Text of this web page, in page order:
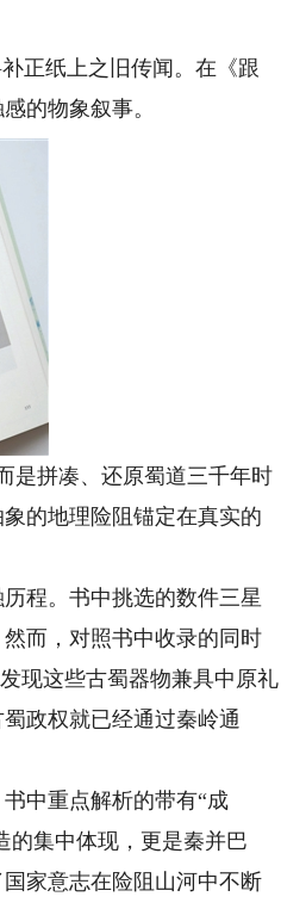
正纸上之旧传闻。在《跟
的物象叙事。
拼凑、还原蜀道三千年时
的地理险阻锚定在真实的
程。书中挑选的数件三星
而，对照书中收录的同时
现这些古蜀器物兼具中原礼
政权就已经通过秦岭通
中重点解析的带有“成
的集中体现，更是秦并巴
家意志在险阻山河中不断